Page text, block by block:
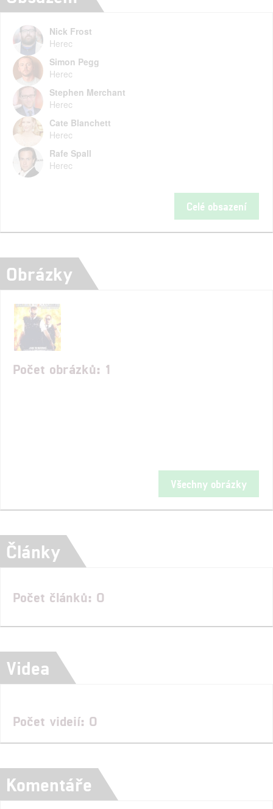
Nick Frost
Herec
Simon Pegg
Herec
Stephen Merchant
Herec
Cate Blanchett
Herec
Rafe Spall
Herec
Celé obsazení
Obrázky
Počet obrázků: 1
Všechny obrázky
Články
Počet článků: 0
Videa
Počet videií: 0
Komentáře